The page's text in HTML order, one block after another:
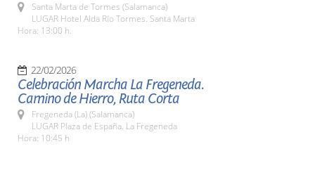
Santa Marta de Tormes (Salamanca)
LUGAR Hotel Alda Río Tormes. Santa Marta
Hora: 13:00 h.
22/02/2026
Celebración Marcha La Fregeneda.
Camino de Hierro, Ruta Corta
Fregeneda (La) (Salamanca)
LUGAR Plaza de España. La Fregeneda
Hora: 10:45 h